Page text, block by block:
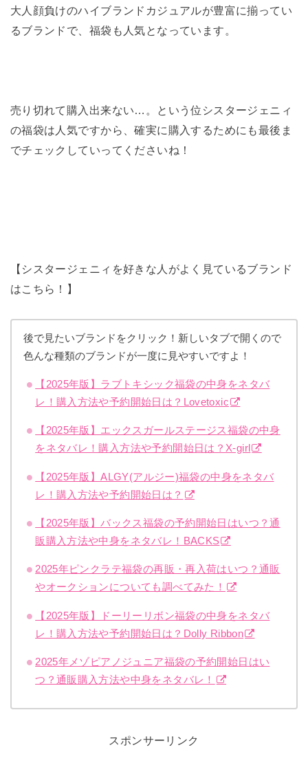
大人顔負けのハイブランドカジュアルが豊富に揃ってい
るブランドで、福袋も人気となっています。
売り切れて購入出来ない…。という位シスタージェニィ
の福袋は人気ですから、確実に購入するためにも最後ま
でチェックしていってくださいね！
【シスタージェニィを好きな人がよく見ているブランド
はこちら！】
後で見たいブランドをクリック！新しいタブで開くので
色んな種類のブランドが一度に見やすいですよ！
【2025年版】ラブトキシック福袋の中身をネタバ
レ！購入方法や予約開始日は？Lovetoxic
【2025年版】エックスガールステージス福袋の中身
をネタバレ！購入方法や予約開始日は？X-girl
【2025年版】ALGY(アルジー)福袋の中身をネタバ
レ！購入方法や予約開始日は？
【2025年版】バックス福袋の予約開始日はいつ？通
販購入方法や中身をネタバレ！BACKS
2025年ピンクラテ福袋の再販・再入荷はいつ？通販
やオークションについても調べてみた！
【2025年版】ドーリーリボン福袋の中身をネタバ
レ！購入方法や予約開始日は？Dolly Ribbon
2025年メゾピアノジュニア福袋の予約開始日はい
つ？通販購入方法や中身をネタバレ！
スポンサーリンク